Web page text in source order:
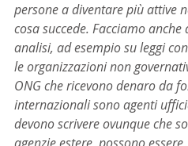
persone a diventare più attive
cosa succede. Facciamo anche
analisi, ad esempio su leggi
le organizzazioni non
ONG che ricevono denaro da
internazionali sono agenti
devono scrivere ovunque che